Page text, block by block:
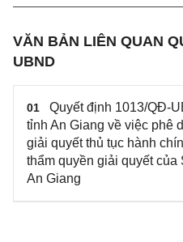
VĂN BẢN LIÊN QUAN
UBND
01
Quyết định 1013/QĐ-
tỉnh An Giang về việc phê
giải quyết thủ tục hành
thẩm quyền giải quyết
An Giang